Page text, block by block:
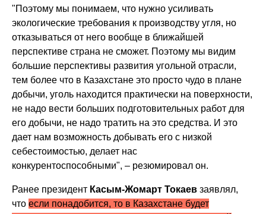
"Поэтому мы понимаем, что нужно усиливать
экологические требования к производству угля, но
отказываться от него вообще в ближайшей
перспективе страна не сможет. Поэтому мы видим
большие перспективы развития угольной отрасли,
тем более что в Казахстане это просто чудо в плане
добычи, уголь находится практически на поверхности,
не надо вести больших подготовительных работ для
его добычи, не надо тратить на это средства. И это
дает нам возможность добывать его с низкой
себестоимостью, делает нас
конкурентоспособными", – резюмировал он.
Ранее президент Касым-Жомарт Токаев заявлял,
чтоесли понадобится, то в Казахстане будет